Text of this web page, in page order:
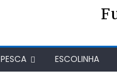
PESCA ESCOLINHA